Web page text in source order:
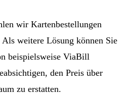
wir Kartenbestellungen
weitere Lösung können Sie
beispielsweise ViaBill
den Preis über
zu erstatten.